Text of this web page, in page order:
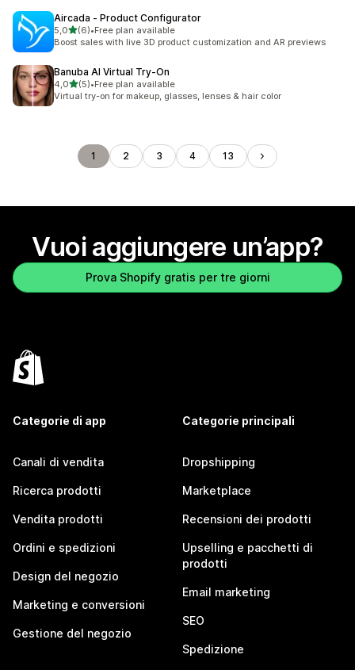
Aircada ‑ Product Configurator
5,0stelle su 5
(6)
6 recensioni totali
•Free plan available
Boost sales with live 3D product customization and AR previews
Banuba AI Virtual Try‑On
4,0stelle su 5
(5)
5 recensioni totali
•Free plan available
Virtual try-on for makeup, glasses, lenses & hair color
1 2 3 4 13
Vuoi aggiungere un’app?
Prova Shopify gratis per tre giorni
Categorie di app
Canali di vendita
Ricerca prodotti
Vendita prodotti
Ordini e spedizioni
Design del negozio
Marketing e conversioni
Gestione del negozio
Categorie principali
Dropshipping
Marketplace
Recensioni dei prodotti
Upselling e pacchetti di
prodotti
Email marketing
SEO
Spedizione